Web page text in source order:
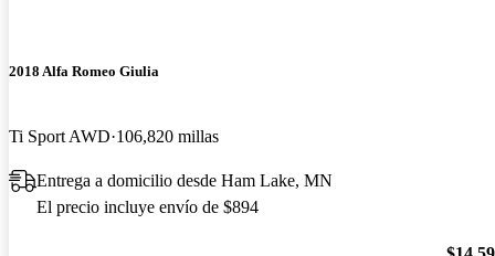
2018 Alfa Romeo Giulia
Ti Sport AWD 106,820 millas
Entrega a domicilio desde Ham Lake, MN
El precio incluye envío de $894